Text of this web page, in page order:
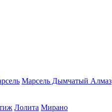
Марсель Дымчатый Алмаз
Лолита Мирано